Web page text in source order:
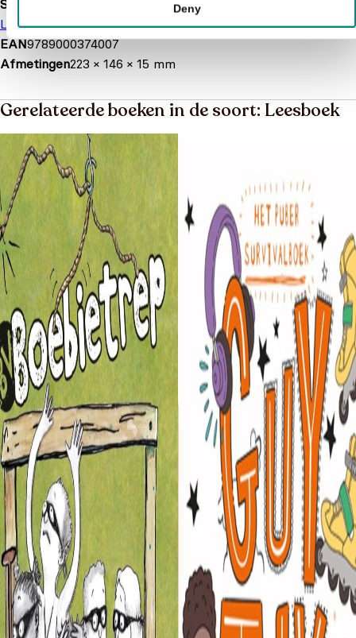
Deny
Soort boek
LeesboekVoorleesboek
EAN9789000374007
Afmetingen223 × 146 × 15 mm
Gerelateerde boeken in de soort: Leesboek